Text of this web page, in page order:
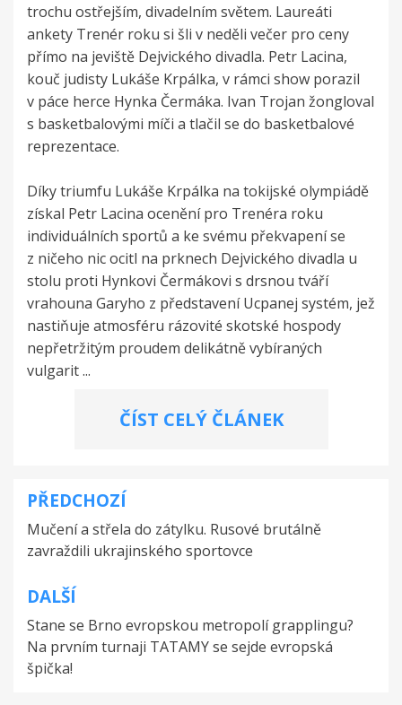
trochu ostřejším, divadelním světem. Laureáti
ankety Trenér roku si šli v neděli večer pro ceny
přímo na jeviště Dejvického divadla. Petr Lacina,
kouč judisty Lukáše Krpálka, v rámci show porazil
v páce herce Hynka Čermáka. Ivan Trojan žongloval
s basketbalovými míči a tlačil se do basketbalové
reprezentace.
Díky triumfu Lukáše Krpálka na tokijské olympiádě
získal Petr Lacina ocenění pro Trenéra roku
individuálních sportů a ke svému překvapení se
z ničeho nic ocitl na prknech Dejvického divadla u
stolu proti Hynkovi Čermákovi s drsnou tváří
vrahouna Garyho z představení Ucpanej systém, jež
nastiňuje atmosféru rázovité skotské hospody
nepřetržitým proudem delikátně vybíraných
vulgarit ...
ČÍST CELÝ ČLÁNEK
Navigace
pro
příspěvek
PŘEDCHOZÍ
Mučení a střela do zátylku. Rusové brutálně
zavraždili ukrajinského sportovce
DALŠÍ
Stane se Brno evropskou metropolí grapplingu?
Na prvním turnaji TATAMY se sejde evropská
špička!